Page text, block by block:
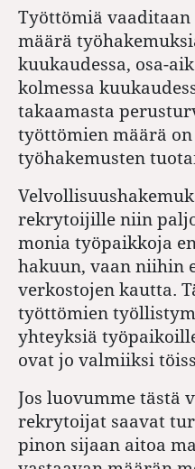
Työttömiä
määrä
kuukaudessa, osa-
kolmessa
takaamasta
työttömien määrä
työhakemusten
rekrytoijille niin
monia työpaikkoja
hakuun, vaan niihin
verkostojen kautta.
työttömien
yhteyksiä
ovat jo valmiiksi
Jos luovumme tästä
rekrytoijat saavat
pinon sijaan aitoa